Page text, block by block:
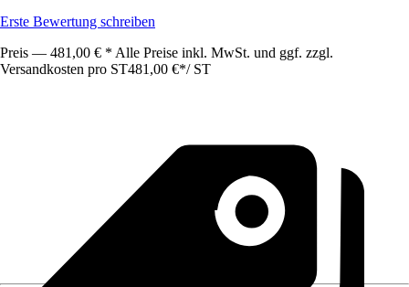
Erste Bewertung schreiben
Preis — 481,00 € * Alle Preise inkl. MwSt. und ggf. zzgl.
Versandkosten pro ST481,00 €*/ ST